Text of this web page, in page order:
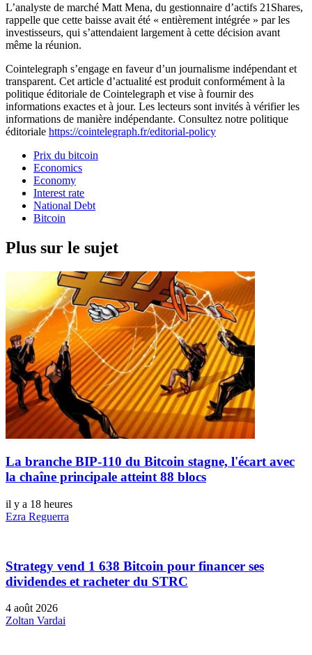
L’analyste de marché Matt Mena, du gestionnaire d’actifs 21Shares,
rappelle que cette baisse avait été « entièrement intégrée » par les
investisseurs, qui s’attendaient largement à cette décision avant
même la réunion.
Cointelegraph s’engage en faveur d’un journalisme indépendant et
transparent. Cet article d’actualité est produit conformément à la
politique éditoriale de Cointelegraph et vise à fournir des
informations exactes et à jour. Les lecteurs sont invités à vérifier les
informations de manière indépendante. Consultez notre politique
éditoriale https://cointelegraph.fr/editorial-policy
Prix du bitcoin
Economics
Economy
Interest rate
National Debt
Bitcoin
Plus sur le sujet
La branche BIP-110 du Bitcoin stagne, l'écart avec
la chaîne principale atteint 88 blocs
il y a 18 heures
Ezra Reguerra
Strategy vend 1 638 Bitcoin pour financer ses
dividendes et racheter du STRC
4 août 2026
Zoltan Vardai